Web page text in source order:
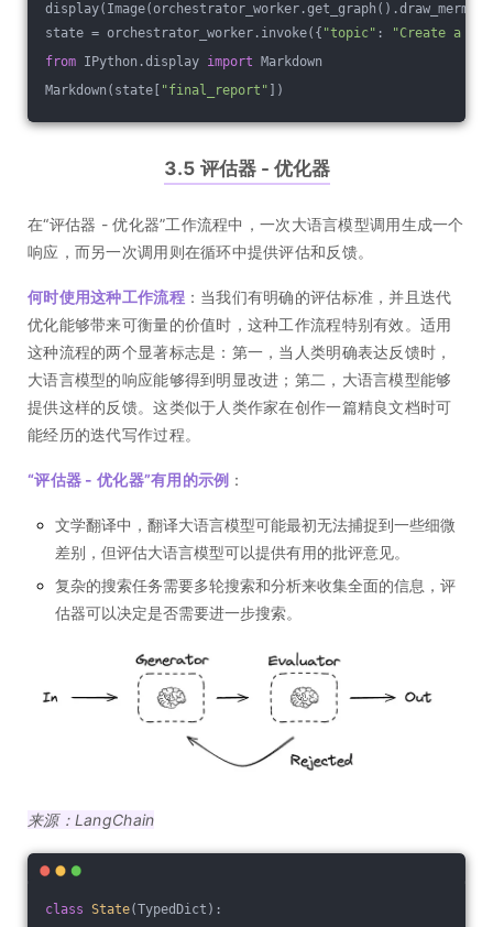
state = orchestrator_worker.invoke({ "topic" :
"Create a
from IPython.display import Markdown
Markdown(state[
"final_report" ])
3.5 评估器 - 优化器
在“评估器 - 优化器”工作流程中，一次大语言模型调用生成一个
响应，而另一次调用则在循环中提供评估和反馈。
何时使用这种工作流程：当我们有明确的评估标准，并且迭代
优化能够带来可衡量的价值时，这种工作流程特别有效。适用
这种流程的两个显著标志是：第一，当人类明确表达反馈时，
大语言模型的响应能够得到明显改进；第二，大语言模型能够
提供这样的反馈。这类似于人类作家在创作一篇精良文档时可
能经历的迭代写作过程。
“评估器 - 优化器”有用的示例 ：
文学翻译中，翻译大语言模型可能最初无法捕捉到一些细微
差别，但评估大语言模型可以提供有用的批评意见。
复杂的搜索任务需要多轮搜索和分析来收集全面的信息，评
估器可以决定是否需要进一步搜索。
来源：LangChain
class State(TypedDict) :